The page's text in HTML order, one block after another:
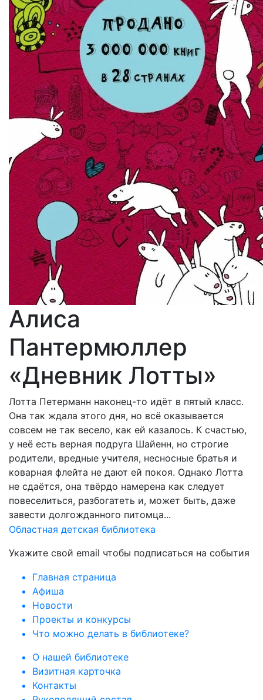
Алиса
Пантермюллер
«Дневник Лотты»
Лотта Петерманн наконец-то идёт в пятый класс.
Она так ждала этого дня, но всё оказывается
совсем не так весело, как ей казалось. К счастью,
у неё есть верная подруга Шайенн, но строгие
родители, вредные учителя, несносные братья и
коварная флейта не дают ей покоя. Однако Лотта
не сдаётся, она твёрдо намерена как следует
повеселиться, разбогатеть и, может быть, даже
завести долгожданного питомца...
Областная детская библиотека
Укажите свой email чтобы подписаться на события
Главная страница
Афиша
Новости
Проекты и конкурсы
Что можно делать в библиотеке?
О нашей библиотеке
Визитная карточка
Контакты